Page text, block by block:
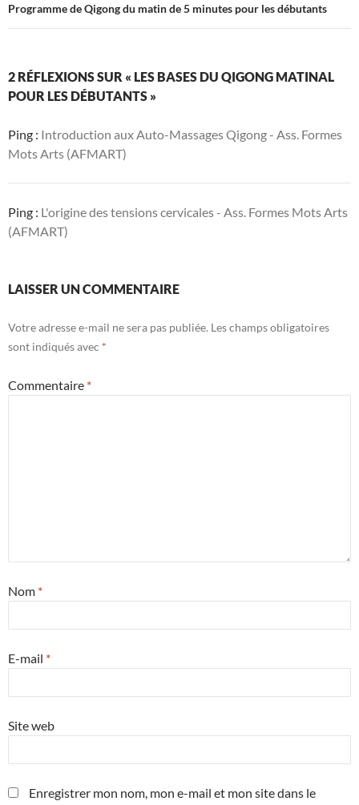
Programme de Qigong du matin de 5 minutes pour les débutants
2 RÉFLEXIONS SUR « LES BASES DU QIGONG MATINAL
POUR LES DÉBUTANTS »
Ping : Introduction aux Auto-Massages Qigong - Ass. Formes
Mots Arts (AFMART)
Ping : L'origine des tensions cervicales - Ass. Formes Mots Arts
(AFMART)
LAISSER UN COMMENTAIRE
Votre adresse e-mail ne sera pas publiée. Les champs obligatoires
sont indiqués avec *
Commentaire *
Nom *
E-mail *
Site web
Enregistrer mon nom, mon e-mail et mon site dans le